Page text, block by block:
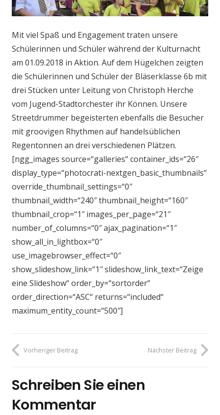
Mit viel Spaß und Engagement traten unsere
Schülerinnen und Schüler während der Kulturnacht
am 01.09.2018 in Aktion. Auf dem Hügelchen zeigten
die Schülerinnen und Schüler der Bläserklasse 6b mit
drei Stücken unter Leitung von Christoph Herche
vom Jugend-Stadtorchester ihr Können. Unsere
Streetdrummer begeisterten ebenfalls die Besucher
mit groovigen Rhythmen auf handelsüblichen
Regentonnen an drei verschiedenen Plätzen.
[ngg_images source=“galleries“ container_ids=“26″
display_type=“photocrati-nextgen_basic_thumbnails“
override_thumbnail_settings=“0″
thumbnail_width=“240″ thumbnail_height=“160″
thumbnail_crop=“1″ images_per_page=“21″
number_of_columns=“0″ ajax_pagination=“1″
show_all_in_lightbox=“0″
use_imagebrowser_effect=“0″
show_slideshow_link=“1″ slideshow_link_text=“Zeige
eine Slideshow“ order_by=“sortorder“
order_direction=“ASC“ returns=“included“
maximum_entity_count=“500″]
Vorheriger Beitrag Nächster Beitrag
Schreiben Sie einen
Kommentar